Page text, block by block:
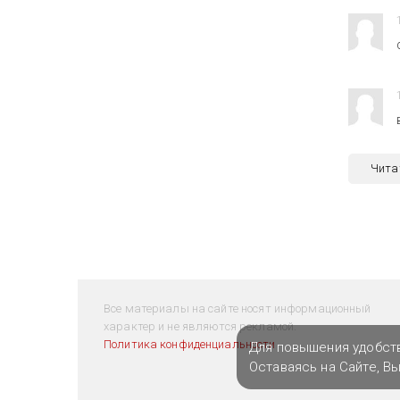
Все материалы на сайте носят информационный
характер и не являются рекламой.
Политика конфиденциальностиДля повышения
Оставаясь на Сайте,